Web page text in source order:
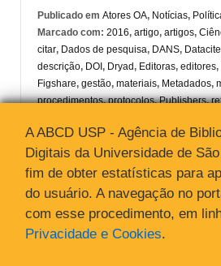
Publicado em Atores OA, Notícias,
Marcado com: 2016, artigo, artigos,
citar, Dados de pesquisa, DANS, Datacite
descrição, DOI , Dryad, Editoras, editores,
Figshare, gestão, materiais, Metadados,
procedimentos,protocolos,Publishers,
submissão,trials, wiley,Zenodo
A ABCD USP - Agência de
Digitais da Universidade de
fim de obter estatísticas para
do usuário. A navegação no
com esse procedimento, em
Privacidade e Cookies.